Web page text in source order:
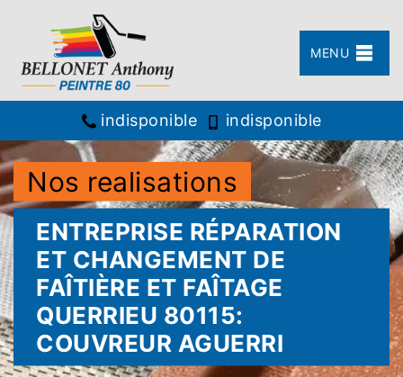
MENU
indisponible indisponible
Nos realisations
ENTREPRISE RÉPARATION
ET CHANGEMENT DE
FAÎTIÈRE ET FAÎTAGE
QUERRIEU 80115:
COUVREUR AGUERRI